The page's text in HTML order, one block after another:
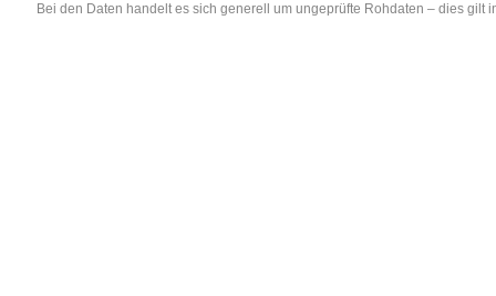
Bei den Daten handelt es sich generell um ungeprüfte Rohdaten – dies